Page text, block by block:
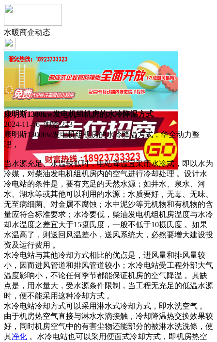
水暖商企动态
康明斯1300kw发电机组机房的水冷降温方式
2024-11-16 浏览:223
康明斯1300kw发电机组机房的水冷降温方式，华全动力整
理，
当水源充足、水温较低时，电站降温宜采用水冷式，即以水为
冷媒，对柴油发电机组机房内的空气进行冷却处理 。设计水
冷电站的条件是，要有充足的天然水源；如井水、泉水、河
水、湖水等或其他可以利用的水源；水质要好，无毒、无味、
无至病细菌、对金属不腐蚀；水中泥沙等无机物和有机物的含
量应符合标准要求；水冷要低，柴油发电机组机房温度与水冷
却水温度之差宜大于15摄氏度，一般不低于10摄氏度 。如果
水温高了，则送回风温差小，送风系统大，必然要增大建设投
资及运行费用 。
水冷电站与其他冷却方式相比的优点是，进风量和排风量较
小，因而进风管道和排风管道较小；水冷电站受工程外部大气
温度影响小，不论任何季节都能保证机房的空气降温 。其缺
点是，用水量大，受水源条件限制，当工程无充足的低温水源
时，便不能采用这种冷却方式 。
水冷电站冷却方式可以采用淋水式冷却方式，即水洗空气 。
由于机房热空气直接与淋水水滴接触，冷却降温热交换效果较
好，同时机房空气中的有害尘物还能部分的被淋水洗洗條，使
其净化 。水冷电站也可以采用便面式冷却方式，即机房热空